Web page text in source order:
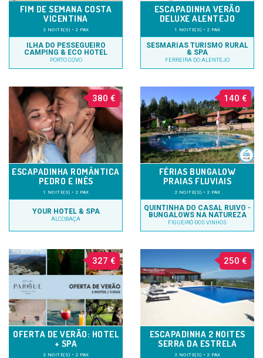
FIM DE SEMANA COSTA
VICENTINA
2 NOITE(S) • 2 PAX
ILHA DO PESSEGUEIRO
CAMPING & ECO HOTEL
PORTO COVO
ESCAPADINHA VERÃO
DELUXE ALENTEJO
1 NOITE(S) • 2 PAX
SESMARIAS TURISMO RURAL
& SPA
FERREIRA DO ALENTEJO
380 €
ESCAPADINHA ROMÂNTICA
PEDRO E INÊS
1 NOITE(S) • 2 PAX
YOUR HOTEL & SPA
ALCOBAÇA
140 €
FÉRIAS BUNGALOW
PRAIAS FLUVIAIS
2 NOITE(S) • 2 PAX
QUINTINHA DO CASAL RUIVO -
BUNGALOWS NA NATUREZA
FIGUEIRÓ DOS VINHOS
327 €
OFERTA DE VERÃO: HOTEL
+ SPA
2 NOITE(S) • 2 PAX
250 €
ESCAPADINHA 2 NOITES
SERRA DA ESTRELA
2 NOITE(S) • 2 PAX